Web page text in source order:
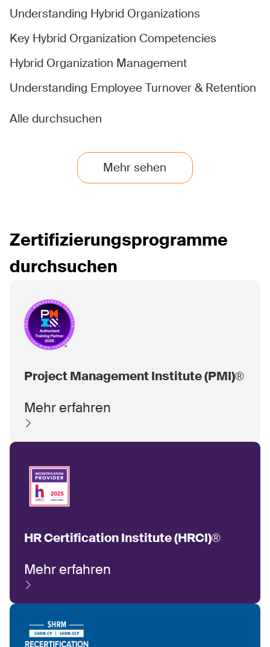
Understanding Hybrid Organizations
Key Hybrid Organization Competencies
Hybrid Organization Management
Understanding Employee Turnover & Retention
Alle durchsuchen
Mehr sehen
Zertifizierungsprogramme
durchsuchen
Project Management Institute (PMI)®
Mehr erfahren
HR Certification Institute (HRCI)®
Mehr erfahren